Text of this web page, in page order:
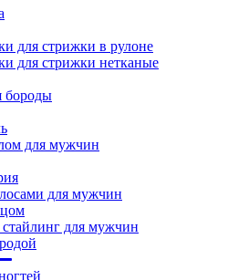
для стрижки в рулоне
для стрижки нетканые
бороды
для мужчин
для мужчин
для мужчин